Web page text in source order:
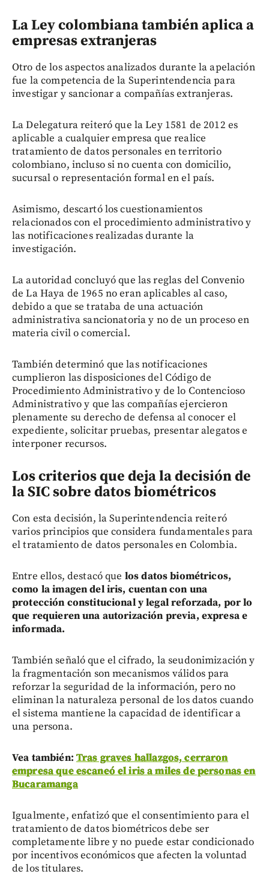
La Ley colombiana también aplica a
empresas extranjeras
Otro de los aspectos analizados durante la apelación
fue la competencia de la Superintendencia para
investigar y sancionar a compañías extranjeras.
La Delegatura reiteró que la Ley 1581 de 2012 es
aplicable a cualquier empresa que realice
tratamiento de datos personales en territorio
colombiano, incluso si no cuenta con domicilio,
sucursal o representación formal en el país.
Asimismo, descartó los cuestionamientos
relacionados con el procedimiento administrativo y
las notificaciones realizadas durante la
investigación.
La autoridad concluyó que las reglas del Convenio
de La Haya de 1965 no eran aplicables al caso,
debido a que se trataba de una actuación
administrativa sancionatoria y no de un proceso en
materia civil o comercial.
También determinó que las notificaciones
cumplieron las disposiciones del Código de
Procedimiento Administrativo y de lo Contencioso
Administrativo y que las compañías ejercieron
plenamente su derecho de defensa al conocer el
expediente, solicitar pruebas, presentar alegatos e
interponer recursos.
Los criterios que deja la decisión de
la SIC sobre datos biométricos
Con esta decisión, la Superintendencia reiteró
varios principios que considera fundamentales para
el tratamiento de datos personales en Colombia.
Entre ellos, destacó que los datos biométricos,
como la imagen del iris, cuentan con una
protección constitucional y legal reforzada, por lo
que requieren una autorización previa, expresa e
informada.
También señaló que el cifrado, la seudonimización y
la fragmentación son mecanismos válidos para
reforzar la seguridad de la información, pero no
eliminan la naturaleza personal de los datos cuando
el sistema mantiene la capacidad de identificar a
una persona.
Vea también: Tras graves hallazgos, cerraron
empresa que escaneó el iris a miles de personas en
Bucaramanga
Igualmente, enfatizó que el consentimiento para el
tratamiento de datos biométricos debe ser
completamente libre y no puede estar condicionado
por incentivos económicos que afecten la voluntad
de los titulares.